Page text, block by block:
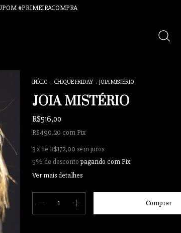
#PRIMEIRACOMPRA
INÍCIO . CHIQUE FRIDAY . JOIA MISTÉRIO
JOIA MISTÉRIO
R$516,00
R$490,20 com Pix
3 x de R$172,00 sem juros
5% de desconto pagando com Pix
Ver mais detalhes